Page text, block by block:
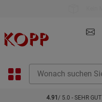
4.91 / 5.0 - SEHR GUT